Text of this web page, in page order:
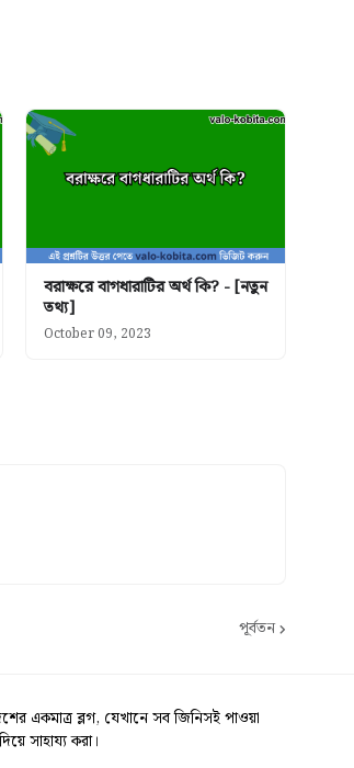
বরাক্ষরে বাগধারাটির অর্থ কি? - [নতুন
তথ্য]
October 09, 2023
পূর্বতন
একমাত্র ব্লগ, যেখানে সব জিনিসই পাওয়া
সাহায্য করা।